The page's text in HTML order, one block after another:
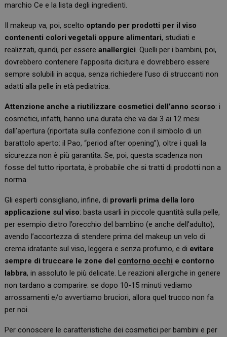
marchio Ce e la lista degli ingredienti.
Il makeup va, poi, scelto optando per prodotti per il viso
contenenti colori vegetali oppure alimentari, studiati e
realizzati, quindi, per essereanallergici. Quelli per i bambini, poi,
dovrebbero contenere l’apposita dicitura e dovrebbero essere
sempre solubili in acqua, senza richiedere l’uso di struccanti non
adatti alla pelle in età pediatrica.
Attenzione anche a riutilizzare cosmetici dell’anno scorso: i
cosmetici, infatti, hanno una durata che va dai 3 ai 12 mesi
dall’apertura (riportata sulla confezione con il simbolo di un
barattolo aperto: il Pao, “period after opening”), oltre i quali la
sicurezza non è più garantita. Se, poi, questa scadenza non
fosse del tutto riportata, è probabile che si tratti di prodotti non a
norma.
Gli esperti consigliano, infine, di provarli prima della loro
applicazione sul viso: basta usarli in piccole quantità sulla pelle,
per esempio dietro l’orecchio del bambino (e anche dell’adulto),
avendo l’accortezza di stendere prima del makeup un velo di
crema idratante sul viso, leggera e senza profumo, e di evitare
sempre di truccare le zone del contorno occhi e contorno
labbra, in assoluto le più delicate. Le reazioni allergiche in genere
non tardano a comparire: se dopo 10-15 minuti vediamo
arrossamenti e/o avvertiamo bruciori, allora quel trucco non fa
per noi.
Per conoscere le caratteristiche dei cosmetici per bambini e per